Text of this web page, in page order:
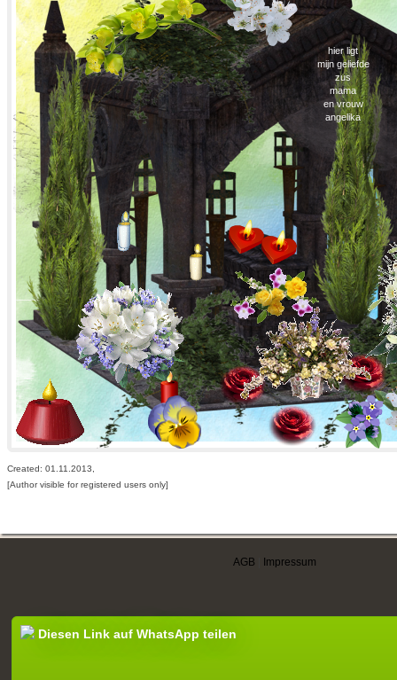
hier ligt
mijn geliefde
zus
mama
en vrouw
angelika
Created: 01.11.2013,
[Author visible for registered users only]
AGB Impressum
Diesen Link auf WhatsApp teilen